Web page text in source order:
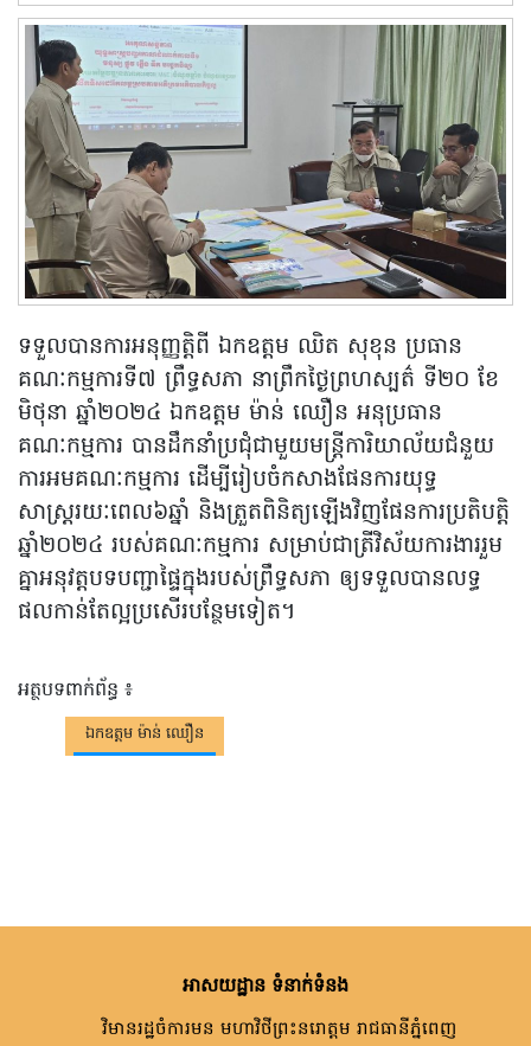
ទទួលបានការអនុញ្ញត្តិពី ឯកឧត្តម ឈិត សុខុន ប្រធាន
គណៈកម្មការទី៧ ព្រឹទ្ធសភា នាព្រឹកថ្ងៃព្រហស្បត៌ ទី២០ ខែ
មិថុនា ឆ្នាំ២០២៤ ឯកឧត្តម ម៉ាន់ ឈឿន អនុប្រធាន
គណៈកម្មការ បានដឹកនាំប្រជុំជាមួយមន្ត្រីការិយាល័យជំនួយ
ការអមគណៈកម្មការ ដើម្បីរៀបចំកសាងផែនការយុទ្ធ
សាស្រ្តរយៈពេល៦ឆ្នាំ និងត្រួតពិនិត្យឡើងវិញផែនការប្រតិបត្តិ
ឆ្នាំ២០២៤ របស់គណៈកម្មការ សម្រាប់ជាត្រីវិស័យការងាររួម
គ្នាអនុវត្តបទបញ្ជាផ្ទៃក្នុងរបស់ព្រឹទ្ធសភា ឲ្យទទួលបានលទ្ធ
ផលកាន់តែល្អប្រសើរបន្ថែមទៀត។
អត្ថបទពាក់ព័ន្ធ ៖
ឯកឧត្តម ម៉ាន់ ឈឿន
អាសយដ្ឋាន ទំនាក់ទំនង
វិមានរដ្ឋចំការមន មហាវិថីព្រះនរោត្តម រាជធានីភ្នំពេញ